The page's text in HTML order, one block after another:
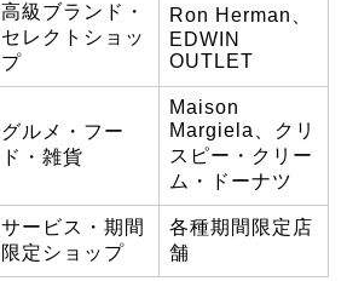
高級ブランド・
セレクトショッ
プ
Ron Herman、
EDWIN
OUTLET
グルメ・フー
ド・雑貨
Maison
Margiela、クリ
スピー・クリー
ム・ドーナツ
サービス・期間
限定ショップ
各種期間限定店
舗